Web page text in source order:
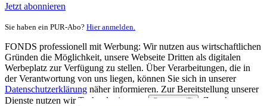
Jetzt abonnieren
Sie haben ein PUR-Abo? Hier anmelden.
FONDS professionell mit Werbung: Wir nutzen aus wirtschaftlichen
Gründen die Möglichkeit, unsere Webseite Dritten als digitalen
Werbeplatz zur Verfügung zu stellen. Über Verarbeitungen, die in
der Verantwortung von uns liegen, können Sie sich in unserer
Datenschutzerklärung näher informieren. Zur Bereitstellung unserer
Dienste nutzen wir Technologien von
Partnern (5)
. Zwecke: